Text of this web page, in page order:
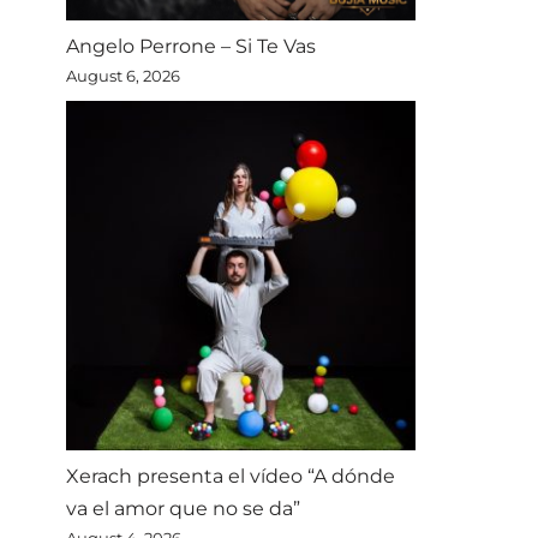
Angelo Perrone – Si Te Vas
August 6, 2026
Xerach presenta el vídeo “A dónde
va el amor que no se da”